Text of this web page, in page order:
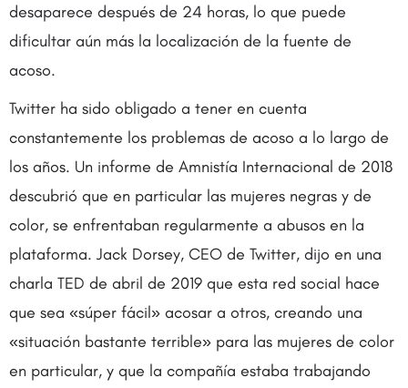
desaparece después de 24 horas, lo que puede
dificultar aún más la localización de la fuente de
acoso.
Twitter ha sido obligado a tener en cuenta
constantemente los problemas de acoso a lo largo de
los años. Un informe de Amnistía Internacional de 2018
descubrió que en particular las mujeres negras y de
color, se enfrentaban regularmente a abusos en la
plataforma. Jack Dorsey, CEO de Twitter, dijo en una
charla TED de abril de 2019 que esta red social hace
que sea «súper fácil» acosar a otros, creando una
«situación bastante terrible» para las mujeres de color
en particular, y que la compañía estaba trabajando